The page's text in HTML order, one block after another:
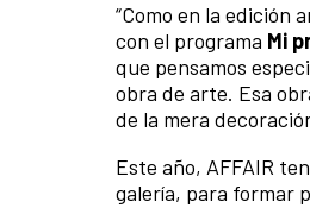
“Como en la edición
con el programa Mi
que pensamos
obra de arte. Esa
de la mera
Este año, AFFAIR
galería, para formar